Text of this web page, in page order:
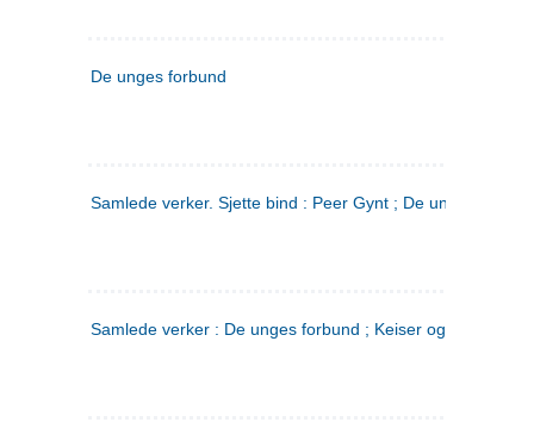
De unges forbund
Samlede verker. Sjette bind : Peer Gynt ; De unges
Samlede verker : De unges forbund ; Keiser og Galilæer. 3